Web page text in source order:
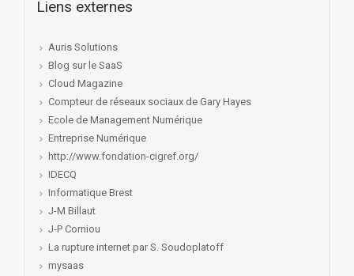
Liens externes
Auris Solutions
Blog sur le SaaS
Cloud Magazine
Compteur de réseaux sociaux de Gary Hayes
Ecole de Management Numérique
Entreprise Numérique
http://www.fondation-cigref.org/
IDECQ
Informatique Brest
J-M Billaut
J-P Corniou
La rupture internet par S. Soudoplatoff
mysaas